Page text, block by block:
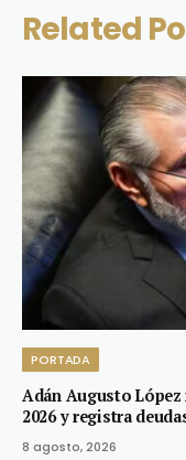
Related
PORTADA
Adán Augusto
2026 y registra
8 agosto, 2026